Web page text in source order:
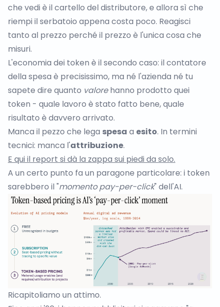
che vedi è il cartello del distributore, e allora sì che
riempi il serbatoio appena costa poco. Reagisci
tanto al prezzo perché il prezzo è l'unica cosa che
misuri.
L'economia dei token è il secondo caso: il contatore
della spesa è precisissimo, ma né l'azienda né tu
sapete dire quanto valorehanno prodotto quei
token - quale lavoro è stato fatto bene, quale
risultato è davvero arrivato.
Manca il pezzo che lega spesa a esito. In termini
tecnici: manca l'attribuzione.
E qui il report si dà la zappa sui piedi da solo.
A un certo punto fa un paragone particolare: i token
sarebbero il "momento pay-per-click" dell'AI.
Ricapitoliamo un attimo.